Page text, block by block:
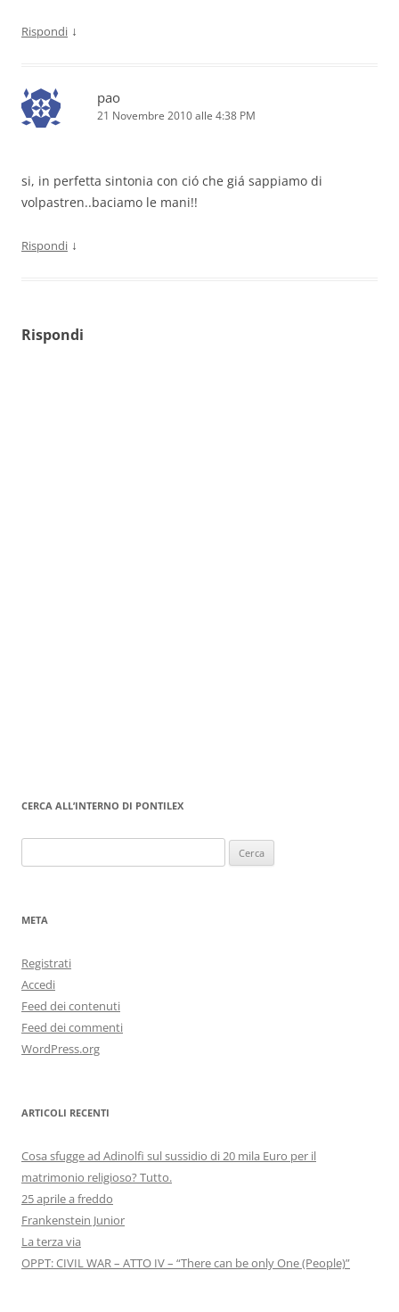
Rispondi ↓
pao
21 Novembre 2010 alle 4:38 PM
si, in perfetta sintonia con ció che giá sappiamo di
volpastren..baciamo le mani!!
Rispondi ↓
Rispondi
CERCA ALL’INTERNO DI PONTILEX
per:
META
Registrati
Accedi
Feed dei contenuti
Feed dei commenti
WordPress.org
ARTICOLI RECENTI
Cosa sfugge ad Adinolfi sul sussidio di 20 mila Euro per il
matrimonio religioso? Tutto.
25 aprile a freddo
Frankenstein Junior
La terza via
OPPT: CIVIL WAR – ATTO IV – “There can be only One (People)”